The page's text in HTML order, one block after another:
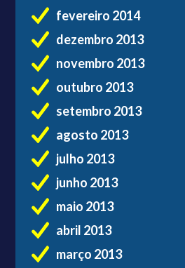
fevereiro 2014
dezembro 2013
novembro 2013
outubro 2013
setembro 2013
agosto 2013
julho 2013
junho 2013
maio 2013
abril 2013
março 2013